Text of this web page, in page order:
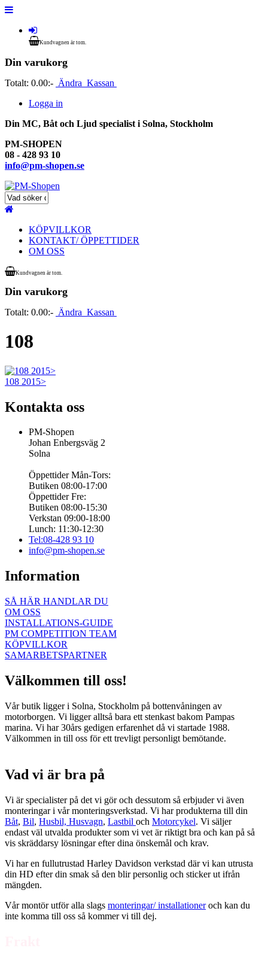
Kundvagnen är tom.
Din varukorg
Totalt: 0.00:- Ändra Kassan
Logga in
Din MC, Båt och Ljud specialist i Solna, Stockholm
PM-SHOPEN
08 - 428 93 10
info@pm-shopen.se
KÖPVILLKOR
KONTAKT/ ÖPPETTIDER
OM OSS
Kundvagnen är tom.
Din varukorg
Totalt: 0.00:- Ändra Kassan
108
108 2015>
Kontakta oss
PM-Shopen
Johan Enbergsväg 2
Solna
Öppettider Mån-Tors:
Butiken 08:00-17:00
Öppettider Fre:
Butiken 08:00-15:30
Verkstan 09:00-18:00
Lunch: 11:30-12:30
Tel:08-428 93 10
info@pm-shopen.se
Information
SÅ HÄR HANDLAR DU
OM OSS
INSTALLATIONS-GUIDE
PM COMPETITION TEAM
KÖPVILLKOR
SAMARBETSPARTNER
Välkommen till oss!
Vår butik ligger i Solna, Stockholm på bottenvåningen av
motorborgen. Vi ligger alltså bara ett stenkast bakom Pampas
marina. Vi har 30års gedigen erfarenhet då vi startade 1988.
Välkommen in till oss för ett trevligt personligt bemötande.
Vad vi är bra på
Vi är specialister på det vi gör och dessutom så erbjuder vi även
monteringar i vår monteringsverkstad. Vi har produkterna till din
Båt, Bil, Husbil, Husvagn, Lastbil och Motorcykel. Vi säljer
endast väl utvalda produkter som vi vet är riktigt bra och kan på så
vis skräddarsy lösningar efter dina önskemål och krav.
Vi har en fullutrustad Harley Davidson verkstad där vi kan utrusta
din HD efter din smak så den blir personlig och sticker ut ifrån
mängden.
Vår montör utför alla slags monteringar/ installationeroch kan du
inte komma till oss så kommer vi till dej.